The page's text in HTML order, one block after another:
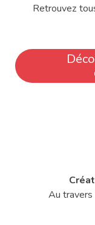
Retrouvez
Au travers